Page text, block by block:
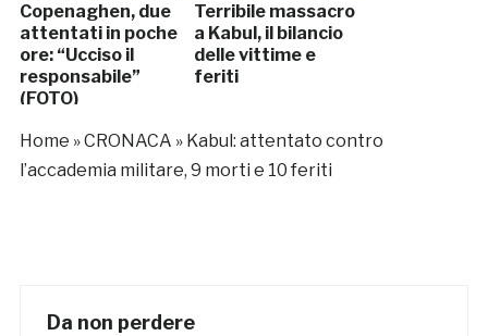
Copenaghen, due
attentati in poche
ore: “Ucciso il
responsabile”
(FOTO)
Terribile massacro
a Kabul, il bilancio
delle vittime e
feriti
Home »CRONACA » Kabul: attentato contro
l’accademia militare, 9 morti e 10 feriti
Da non perdere